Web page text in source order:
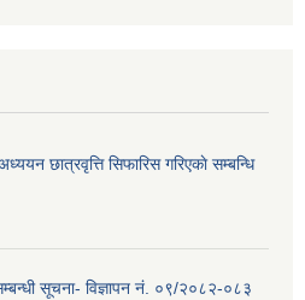
छात्रवृत्ति सिफारिस गरिएकाे सम्बन्धि
सूचना- विज्ञापन नं. ०९/२०८२-०८३